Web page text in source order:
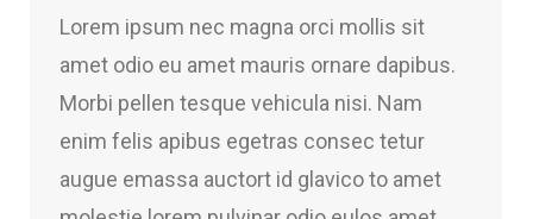
Lorem ipsum nec magna orci mollis sit
amet odio eu amet mauris ornare dapibus.
Morbi pellen tesque vehicula nisi. Nam
enim felis apibus egetras consec tetur
augue emassa auctort id glavico to amet